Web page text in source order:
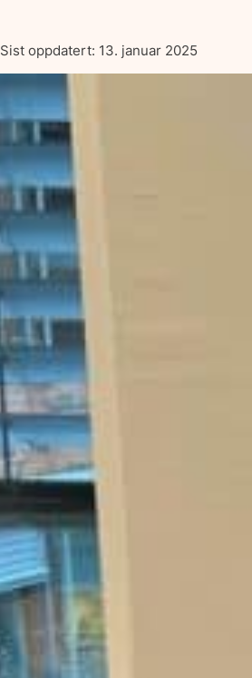
Sist oppdatert: 13. januar 2025